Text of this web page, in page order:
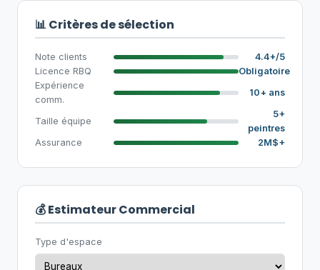
📊 Critères de sélection
Note clients
4.4+/5
Licence RBQ
Obligatoire
Expérience
comm.
10+ ans
Taille équipe
5+
peintres
Assurance
2M$+
💰 Estimateur Commercial
Type d'espace